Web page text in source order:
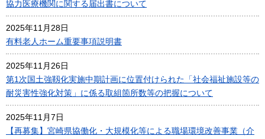
協力医療機関に関する届出書について
2025年11月28日
有料老人ホーム重要事項説明書
2025年11月26日
第1次国土強靱化実施中期計画に位置付けられた「社会福祉施設等の
耐災害性強化対策」に係る取組箇所数等の把握について
2025年11月7日
【再募集】宮崎県協働化・大規模化等による職場環境改善事業（介